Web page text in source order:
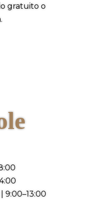
gratuito o
9:00–13:00